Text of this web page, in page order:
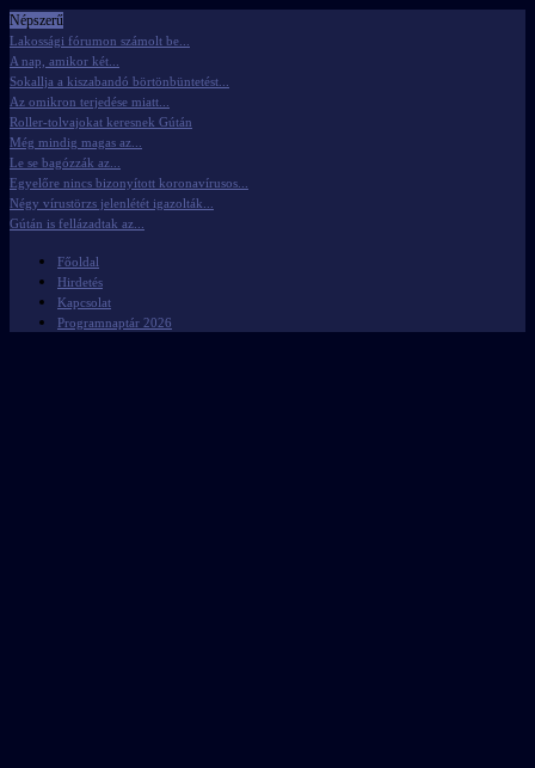
Népszerű
Lakossági fórumon számolt be...
A nap, amikor két...
Sokallja a kiszabandó börtönbüntetést...
Az omikron terjedése miatt...
Roller-tolvajokat keresnek Gútán
Még mindig magas az...
Le se bagózzák az...
Egyelőre nincs bizonyított koronavírusos...
Négy vírustörzs jelenlétét igazolták...
Gútán is fellázadtak az...
Főoldal
Hirdetés
Kapcsolat
Programnaptár 2026